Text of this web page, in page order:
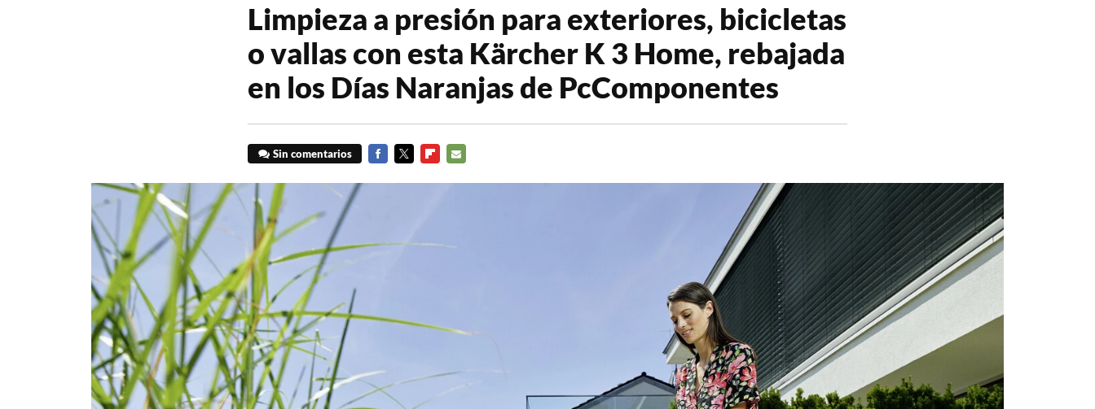
Limpieza a presión para exteriores, bicicletas
o vallas con esta Kärcher K 3 Home, rebajada
en los Días Naranjas de PcComponentes
Sin comentarios